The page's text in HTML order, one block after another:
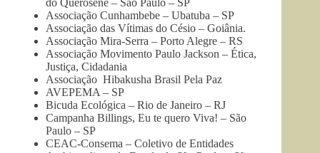
do Querosene – São Paulo – SP
Associação Cunhambebe – Ubatuba – SP
Associação das Vítimas do Césio – Goiânia.
Associação Mira-Serra – Porto Alegre – RS
Associação Movimento Paulo Jackson – Ética,
Justiça, Cidadania
Associação Hibakusha Brasil Pela Paz
AVEPEMA – SP
Bicuda Ecológica – Rio de Janeiro – RJ
Campanha Billings, Eu te quero Viva! – São
Paulo – SP
CEAC-Consema – Coletivo de Entidades